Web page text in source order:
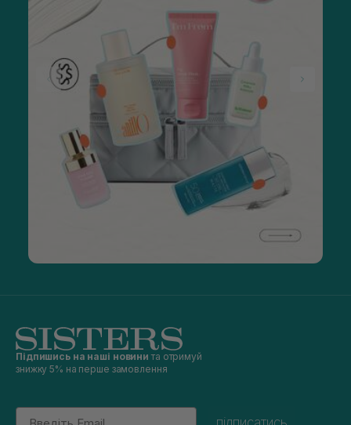
Підпишись на наші новини та отримуй
знижку 5% на перше замовлення
Email